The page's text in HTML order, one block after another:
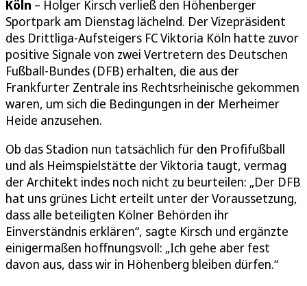
Köln – Holger Kirsch verließ den Höhenberger
Sportpark am Dienstag lächelnd. Der Vizepräsident
des Drittliga-Aufsteigers FC Viktoria Köln hatte zuvor
positive Signale von zwei Vertretern des Deutschen
Fußball-Bundes (DFB) erhalten, die aus der
Frankfurter Zentrale ins Rechtsrheinische gekommen
waren, um sich die Bedingungen in der Merheimer
Heide anzusehen.
Ob das Stadion nun tatsächlich für den Profifußball
und als Heimspielstätte der Viktoria taugt, vermag
der Architekt indes noch nicht zu beurteilen: „Der DFB
hat uns grünes Licht erteilt unter der Voraussetzung,
dass alle beteiligten Kölner Behörden ihr
Einverständnis erklären“, sagte Kirsch und ergänzte
einigermaßen hoffnungsvoll: „Ich gehe aber fest
davon aus, dass wir in Höhenberg bleiben dürfen.“